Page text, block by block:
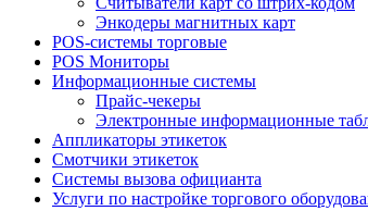
Энкодеры магнитных карт
POS-системы торговые
POS Мониторы
Информационные системы
Прайс-чекеры
Электронные информационные
Аппликаторы этикеток
Смотчики этикеток
Системы вызова официанта
Услуги по настройке торгового